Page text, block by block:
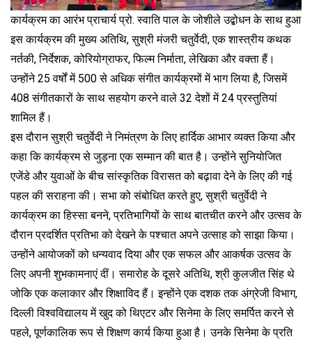
कार्यक्रम का आरंभ प्राचार्य प्रो. स्वाति पाल के जोशीले उद्बोधन के साथ हुआ
इस कार्यक्रम की मुख्य अतिथि, सुश्री मंजरी चतुर्वेदी, एक शास्त्रीय कथक
नर्तकी, निर्देशक, कोरियोग्राफर, फिल्म निर्माता, लेखिका और वक्ता हैं।
उन्होंने 25 वर्षों में 500 से अधिक संगीत कार्यक्रमों में भाग लिया है, जिसमें
408 संगीतकारों के साथ सहयोग करने वाले 32 देशों में 24 प्रस्तुतियां
शामिल हैं।
इस दौरान सुश्री चतुर्वेदी ने निमंत्रण के लिए हार्दिक आभार व्यक्त किया और
कहा कि कार्यक्रम से जुड़ना एक सम्मान की बात है। उन्होंने सुनियोजित
एजेंडे और युवाओं के बीच सांस्कृतिक विरासत को बढ़ावा देने के लिए की गई
पहल की सराहना की। सभा को संबोधित करते हुए, सुश्री चतुर्वेदी ने
कार्यक्रम का हिस्सा बनने, प्रतिभागियों के साथ बातचीत करने और उत्सव के
दौरान प्रदर्शित प्रतिभा को देखने के पश्चात अपने उत्साह को साझा किया।
उन्होंने आयोजकों को धन्यवाद दिया और एक सफल और आकर्षक उत्सव के
लिए अपनी शुभकामनाएं दीं। समारोह के दूसरे अतिथि, श्री कुलजीत सिंह थे
जोकि एक कलाकार और शिक्षाविद हैं। इन्होंने एक दशक तक अंग्रेजी विभाग,
दिल्ली विश्वविद्यालय में खुद को थिएटर और सिनेमा के लिए समर्पित करने से
पहले, पूर्णकालिक रूप से शिक्षण कार्य किया हुआ है। उनके सिनेमा के प्रति